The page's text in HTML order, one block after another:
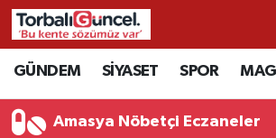
GÜNDEM SİYASET SPOR
Amasya Nöbetçi Eczaneler
İzmir Nöbetçi Eczaneler
İzmir Hava Durumu